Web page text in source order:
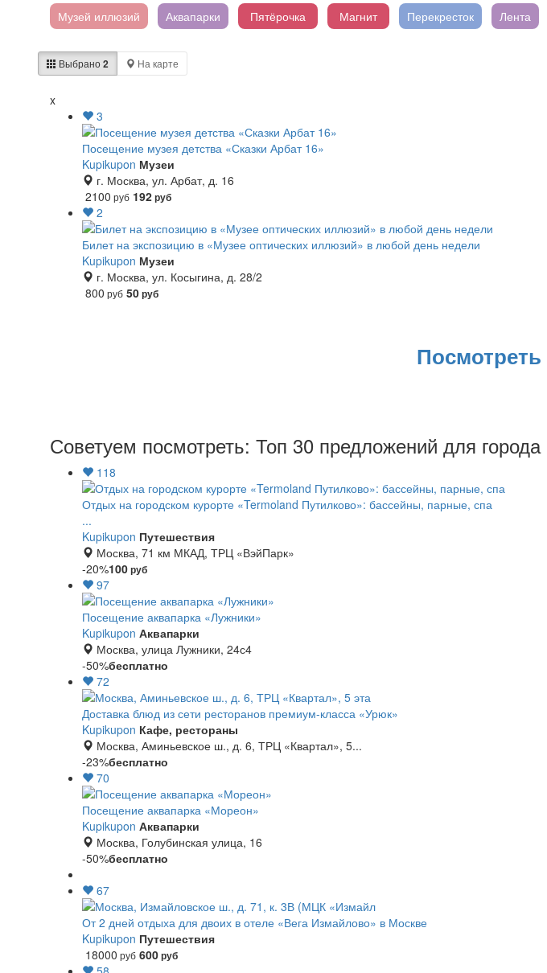
Музей иллюзий Аквапарки Пятёрочка Магнит Перекресток Лента
Выбрано2 На карте
x
3
Посещение музея детства «Сказки Арбат 16»
Kupikupon Музеи
г. Москва, ул. Арбат, д. 16
2100 руб 192руб
2
Билет на экспозицию в «Музее оптических иллюзий» в любой день недели
Kupikupon Музеи
г. Москва, ул. Косыгина, д. 28/2
800 руб 50руб
Советуем посмотреть: Топ 30 предложений для
118
Отдых на городском курорте «Termoland Путилково»: бассейны, парные, спа
...
Kupikupon Путешествия
Москва, 71 км МКАД, ТРЦ «ВэйПарк»
-20%100руб
97
Посещение аквапарка «Лужники»
Kupikupon Аквапарки
Москва, улица Лужники, 24с4
-50%бесплатно
72
Доставка блюд из сети ресторанов премиум-класса «Урюк»
Kupikupon Кафе, рестораны
Москва, Аминьевское ш., д. 6, ТРЦ «Квартал», 5...
-23%бесплатно
70
Посещение аквапарка «Мореон»
Kupikupon Аквапарки
Москва, Голубинская улица, 16
-50%бесплатно
67
От 2 дней отдыха для двоих в отеле «Вега Измайлово» в Москве
Kupikupon Путешествия
18000 руб 600руб